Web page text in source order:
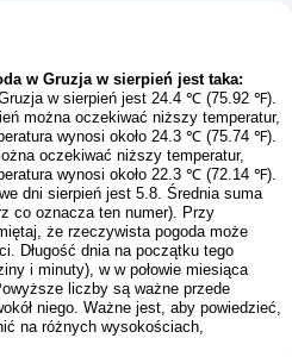
w Gruzja w sierpień jest taka:
w sierpień jest 24.4 ℃ (75.92 ℉).
można oczekiwać niższy temperatur,
wynosi około 24.3 ℃ (75.74 ℉).
oczekiwać niższy temperatur,
wynosi około 22.3 ℃ (72.14 ℉).
dni sierpień jest 5.8. Średnia suma
co oznacza ten numer). Przy
że rzeczywista pogoda może
Długość dnia na początku tego
i minuty), w w połowie miesiąca
liczby są ważne przede
niego. Ważne jest, aby powiedzieć,
na różnych wysokościach,